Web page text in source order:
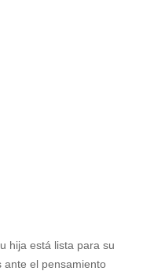
hija está lista para su
ante el pensamiento